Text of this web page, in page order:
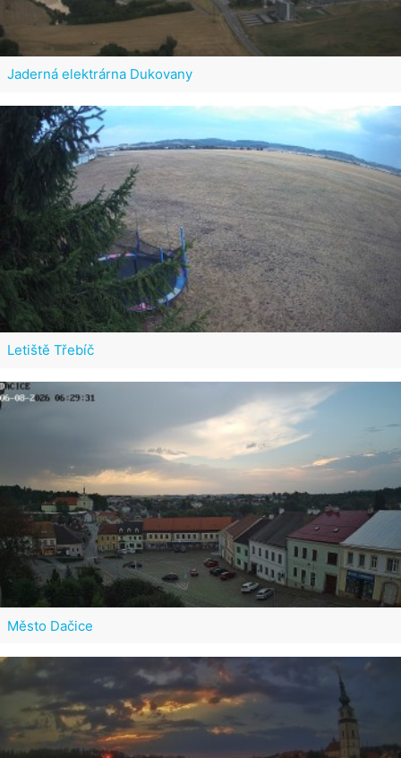
Jaderná elektrárna Dukovany
Letiště Třebíč
Město Dačice